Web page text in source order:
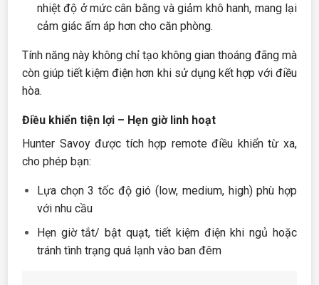
nhiệt độ ở mức cân bằng và giảm khô hanh, mang lại
cảm giác ấm áp hơn cho căn phòng.
Tính năng này không chỉ tạo không gian thoáng đãng mà
còn giúp tiết kiệm điện hơn khi sử dụng kết hợp với điều
hòa.
Điều khiển tiện lợi – Hẹn giờ linh hoạt
Hunter Savoy được tích hợp remote điều khiển từ xa,
cho phép bạn:
Lựa chọn 3 tốc độ gió (low, medium, high) phù hợp
với nhu cầu
Hẹn giờ tắt/ bật quạt, tiết kiệm điện khi ngủ hoặc
tránh tình trạng quá lạnh vào ban đêm